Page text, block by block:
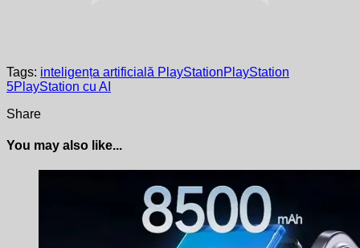
Tags: inteligența artificială PlayStationPlayStation
5PlayStation cu AI
Share
You may also like...